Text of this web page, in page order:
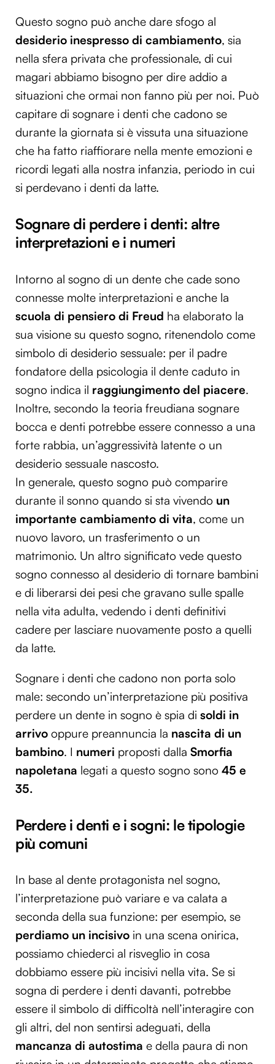
Questo sogno può anche dare sfogo al
desiderio inespresso di cambiamento, sia
nella sfera privata che professionale, di cui
magari abbiamo bisogno per dire addio a
situazioni che ormai non fanno più per noi. Può
capitare di sognare i denti che cadono se
durante la giornata si è vissuta una situazione
che ha fatto riaffiorare nella mente emozioni e
ricordi legati alla nostra infanzia, periodo in cui
si perdevano i denti da latte.
Sognare di perdere i denti: altre
interpretazioni e i numeri
Intorno al sogno di un dente che cade sono
connesse molte interpretazioni e anche la
scuola di pensiero di Freud ha elaborato la
sua visione su questo sogno, ritenendolo come
simbolo di desiderio sessuale: per il padre
fondatore della psicologia il dente caduto in
sogno indica il raggiungimento del piacere.
Inoltre, secondo la teoria freudiana sognare
bocca e denti potrebbe essere connesso a una
forte rabbia, un’aggressività latente o un
desiderio sessuale nascosto.
In generale, questo sogno può comparire
durante il sonno quando si sta vivendo un
importante cambiamento di vita, come un
nuovo lavoro, un trasferimento o un
matrimonio. Un altro significato vede questo
sogno connesso al desiderio di tornare bambini
e di liberarsi dei pesi che gravano sulle spalle
nella vita adulta, vedendo i denti definitivi
cadere per lasciare nuovamente posto a quelli
da latte.
Sognare i denti che cadono non porta solo
male: secondo un’interpretazione più positiva
perdere un dente in sogno è spia di soldi in
arrivo oppure preannuncia la nascita di un
bambino. I numeri proposti dalla Smorfia
napoletana legati a questo sogno sono 45 e
35.
Perdere i denti e i sogni: le tipologie
più comuni
In base al dente protagonista nel sogno,
l’interpretazione può variare e va calata a
seconda della sua funzione: per esempio, se
perdiamo un incisivo in una scena onirica,
possiamo chiederci al risveglio in cosa
dobbiamo essere più incisivi nella vita. Se si
sogna di perdere i denti davanti, potrebbe
essere il simbolo di difficoltà nell’interagire con
gli altri, del non sentirsi adeguati, della
mancanza di autostima e della paura di non